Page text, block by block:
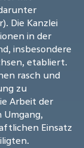
Die Kanzlei
in der
insbesondere
etabliert.
rasch und
zu
Arbeit der
Einsatz